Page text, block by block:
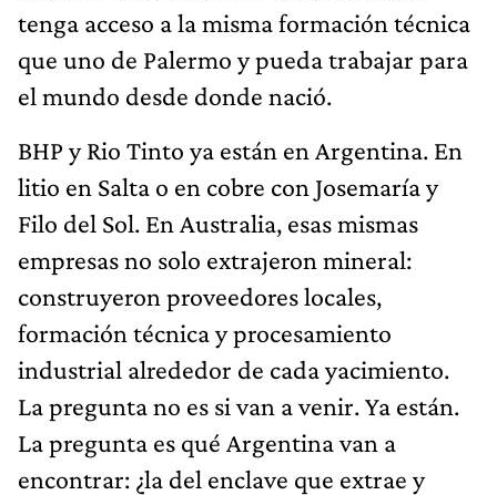
tenga acceso a la misma formación técnica
que uno de Palermo y pueda trabajar para
el mundo desde donde nació.
BHP y Rio Tinto ya están en Argentina. En
litio en Salta o en cobre con Josemaría y
Filo del Sol. En Australia, esas mismas
empresas no solo extrajeron mineral:
construyeron proveedores locales,
formación técnica y procesamiento
industrial alrededor de cada yacimiento.
La pregunta no es si van a venir. Ya están.
La pregunta es qué Argentina van a
encontrar: ¿la del enclave que extrae y